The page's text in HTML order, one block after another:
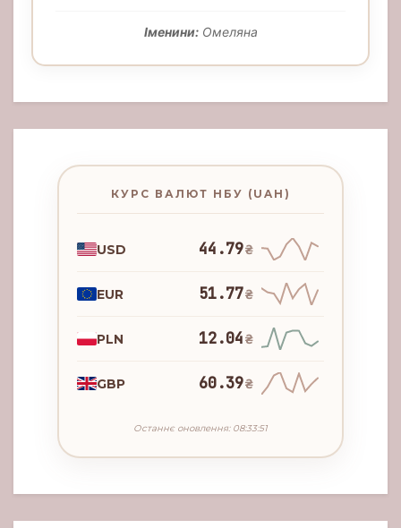
Іменини:Омеляна
КУРС ВАЛЮТ НБУ (UAH)
USD 44.79₴
EUR 51.77₴
PLN 12.04₴
GBP 60.39₴
Останнє оновлення: 08:33:51